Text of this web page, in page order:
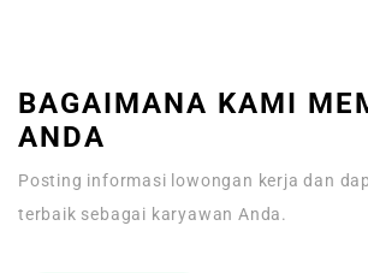
BAGAIMANA KAMI
ANDA
Posting informasi lowongan kerja dan
terbaik sebagai karyawan Anda.